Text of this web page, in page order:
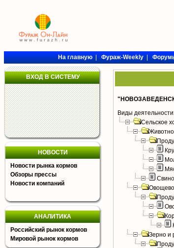
На главную|Фураж-Weekly|
ВХОД В СИСТЕМУ
НОВОСТИ
Новости рынка кормов
Обзоры прессы
Новости компаний
АНАЛИТИКА
Российский рынок кормов
Мировой рынок кормов
Виды
Сельское
Зерно и